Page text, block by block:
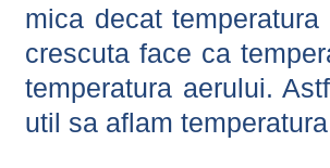
mica decat
crescuta face ca
temperatura aerului.
util sa aflam